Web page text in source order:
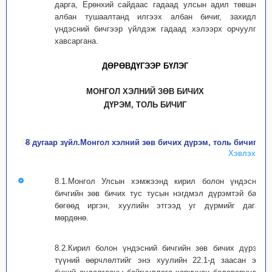
дарга, Ерөнхий сайдаас гадаад улсын адил төвшний
албан тушаалтанд илгээх албан бичиг, захидлыг
үндэсний бичгээр үйлдэж гадаад хэлээрх орчуулгыг
хавсаргана.
ДӨРӨВДҮГЭЭР БҮЛЭГ
МОНГОЛ ХЭЛНИЙ ЗӨВ БИЧИХ
ДҮРЭМ, ТОЛЬ БИЧИГ
8 дугаар зүйл.Монгол хэлний зөв бичих дүрэм, толь бичиг
Хэвлэх
8.1.Монгол Улсын хэмжээнд кирил болон үндэсний
бичгийн зөв бичих тус тусын нэгдмэл дүрэмтэй байх
бөгөөд иргэн, хуулийн этгээд уг дүрмийг дагаж
мөрдөнө.
8.2.Кирил болон үндэсний бичгийн зөв бичих дүрэм,
түүний өөрчлөлтийг энэ хуулийн 22.1-д заасан эрх